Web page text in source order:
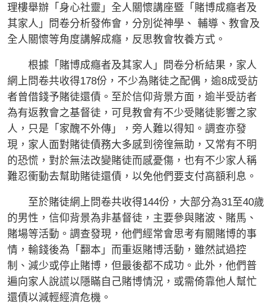
理樓舉辦「身心社靈」全人關懷講座暨「賭博成癮者及
其家人」問卷分析發佈會，分別從神學、 輔導、教會及
全人關懷等角度講解成癮，反思教會牧養方式。
根據「賭博成癮者及其家人」問卷分析結果，家人
網上問卷共收得178份，不少為賭徒之配偶，逾8成受訪
者曾借錢予賭徒還債。至於信仰背景方面，逾半受訪者
為有返教會之基督徒，可見教會有不少受賭徒影響之家
人，只是「家醜不外傳」，旁人難以得知。調查亦發
現，家人面對賭徒債務大多感到徬徨無助，又常有不明
的恐慌，對於無法改變賭徒而感憂傷，也有不少家人稱
難忍衝動去幫助賭徒還債，以免他們要支付高額利息。
至於賭徒網上問卷共收得144份，大部分為31至40歲
的男性，信仰背景為非基督徒，主要參與賭波、賭馬、
賭場等活動。調查發現，他們經常會思考有關賭博的事
情，輸錢後為「翻本」而重返賭博活動，雖然試過控
制、減少或停止賭博，但最後都不成功。此外，他們普
遍向家人說謊以隱瞞自己賭博情況，或需倚靠他人幫忙
還債以減輕經濟危機。